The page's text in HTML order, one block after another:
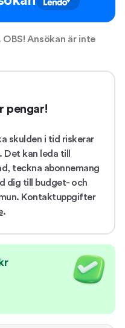
OBS! Ansökan är inte
pengar!
skulden i tid riskerar
kan leda till
teckna abonnemang
dig till budget- och
Kontaktuppgifter
.